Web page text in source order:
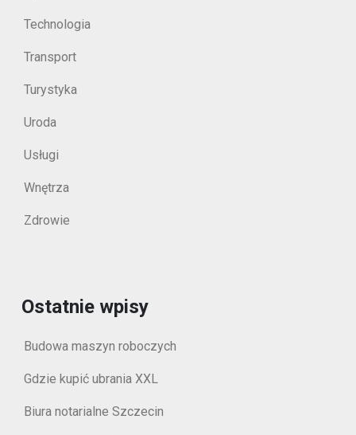
Technologia
Transport
Turystyka
Uroda
Usługi
Wnętrza
Zdrowie
Ostatnie wpisy
Budowa maszyn roboczych
Gdzie kupić ubrania XXL
Biura notarialne Szczecin